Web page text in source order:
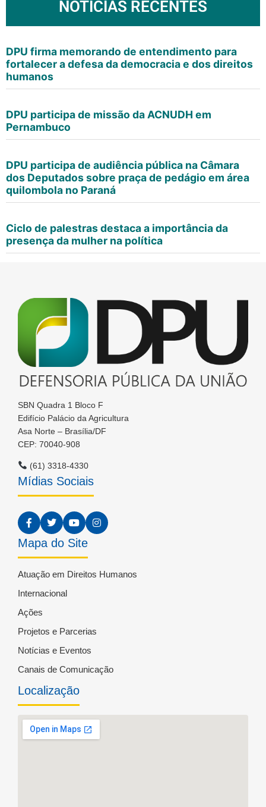
NOTÍCIAS RECENTES
DPU firma memorando de entendimento para
fortalecer a defesa da democracia e dos direitos
humanos
DPU participa de missão da ACNUDH em
Pernambuco
DPU participa de audiência pública na Câmara
dos Deputados sobre praça de pedágio em área
quilombola no Paraná
Ciclo de palestras destaca a importância da
presença da mulher na política
SBN Quadra 1 Bloco F
Edifício Palácio da Agricultura
Asa Norte – Brasília/DF
CEP: 70040-908
(61) 3318-4330
Mídias Sociais
Mapa do Site
Atuação em Direitos Humanos
Internacional
Ações
Projetos e Parcerias
Notícias e Eventos
Canais de Comunicação
Localização